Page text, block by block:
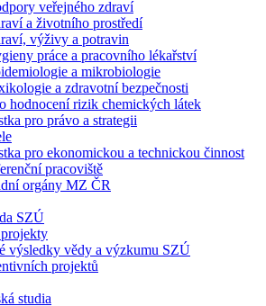
veřejného zdraví
a životního prostředí
výživy a potravin
práce a pracovního lékařství
a mikrobiologie
a zdravotní bezpečnosti
hodnocení rizik chemických látek
pro právo a strategii
pro ekonomickou a technickou činnost
pracoviště
orgány MZ ČR
SZÚ
výsledky vědy a výzkumu SZÚ
projektů
studia